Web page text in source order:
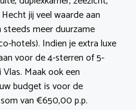
jij veel waarde aan
steeds meer duurzame
hotels). Indien je extra luxe
voor de 4-sterren of 5-
Maak ook een
budget is voor de
van €650,00 p.p.